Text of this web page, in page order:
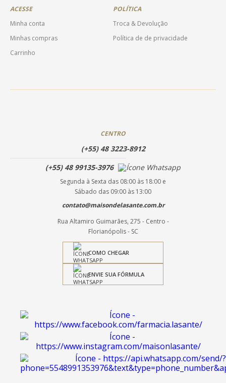
ACESSE
Minha conta
Minhas compras
Carrinho
POLÍTICA
Troca & Devolução
Política de de privacidade
CENTRO
(+55) 48 3223-8912
(+55) 48 99135-3976
Segunda à Sexta das 08:00 às 18:00 e
Sábado das 09:00 às 13:00
contato@maisondelasante.com.br
Rua Altamiro Guimarães, 275 - Centro -
Florianópolis - SC
COMO CHEGAR
ENVIE SUA FÓRMULA